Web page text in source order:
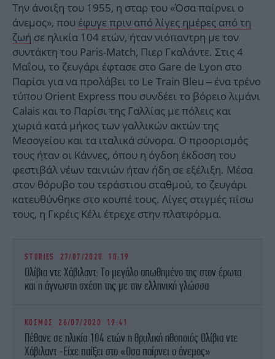
Την άνοιξη του 1955, η σταρ του «Όσα παίρνει ο
άνεμος», που έφυγε πριν από λίγες ημέρες από τη
ζωή σε ηλικία 104 ετών, ήταν νιόπαντρη με τον
συντάκτη του Paris-Match, Πιερ Γκαλάντε. Στις 4
Μαΐου, το ζευγάρι έφτασε στο Gare de Lyon στο
Παρίσι για να προλάβει το Le Train Bleu – ένα τρένο
τύπου Orient Express που συνδέει το βόρειο λιμάνι
Calais και το Παρίσι της Γαλλίας με πόλεις και
χωριά κατά μήκος των γαλλικών ακτών της
Μεσογείου και τα ιταλικά σύνορα. Ο προορισμός
τους ήταν οι Κάννες, όπου η όγδοη έκδοση του
φεστιβάλ νέων ταινιών ήταν ήδη σε εξέλιξη. Μέσα
στον θόρυβο του τεράστιου σταθμού, το ζευγάρι
κατευθύνθηκε στο κουπέ τους. Λίγες στιγμές πίσω
τους, η Γκρέις Κέλι έτρεχε στην πλατφόρμα.
STORIES 27/07/2020 10:19
Ολίβια ντε Χάβιλαντ: Το μεγάλο απωθημένο της στον έρωτα
και η άγνωστη σχέση της με την ελληνική γλώσσα
ΚΟΣΜΟΣ 26/07/2020 19:41
Πέθανε σε ηλικία 104 ετών η θρυλική ηθοποιός Ολίβια ντε
Χάβιλαντ -Είχε παίξει στο «Οσα παίρνει ο άνεμος»